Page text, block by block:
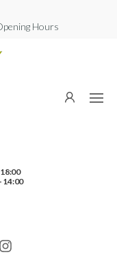
Hours
Görsel
14:00